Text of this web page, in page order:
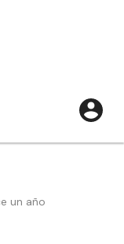
un año